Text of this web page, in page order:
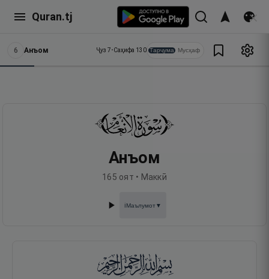
Quran.tj
6 Анъом Ҷуз 7•Саҳифа 130 Тарҷума Мусҳаф
Анъом
165 оят • Маккӣ
ℹ️Маълумот▼